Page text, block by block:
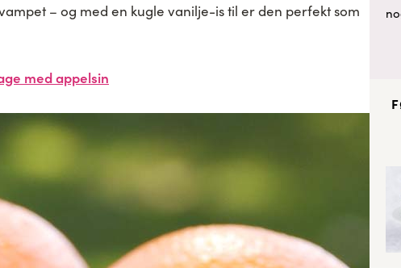
– og med en kugle vanilje-is til er den perfekt som
med appelsin